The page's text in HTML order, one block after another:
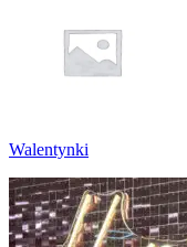
Walentynki